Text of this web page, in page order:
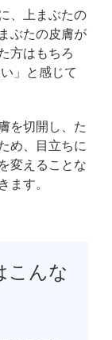
診療
、上まぶたの
ぶたの皮膚が
方はもちろ
」と感じて
を切開し、た
め、目立ちに
変えることな
ます。
こんな